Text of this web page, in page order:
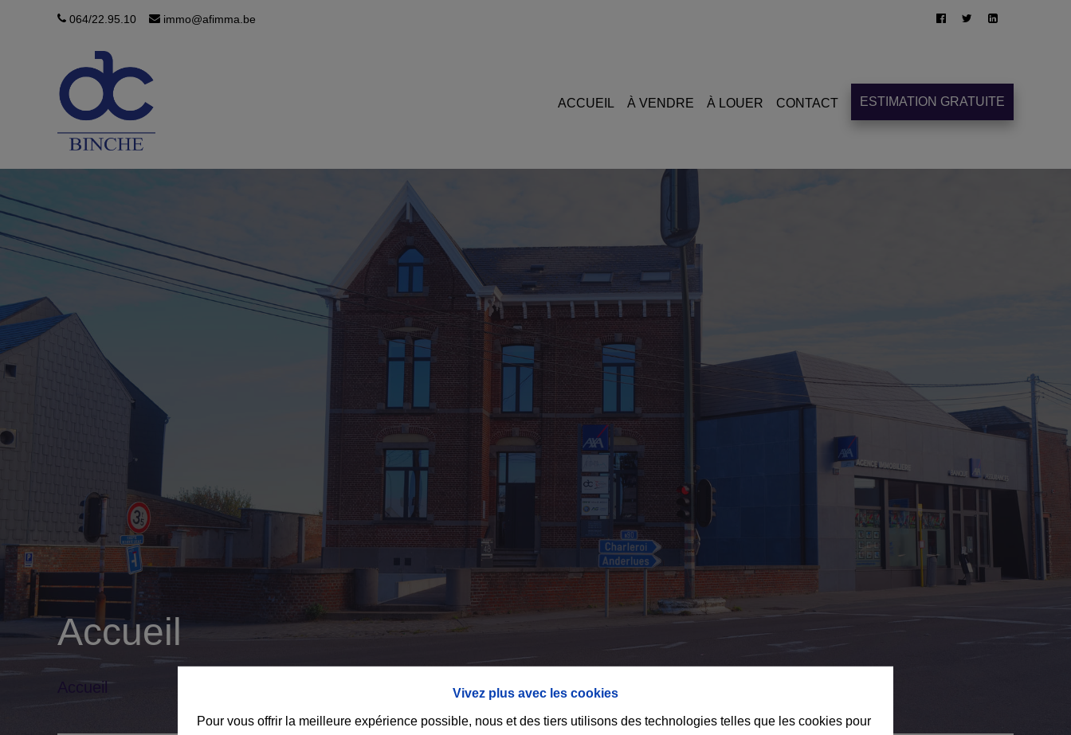
Vivez plus avec les cookies
Pour vous offrir la meilleure expérience possible, nous et des tiers utilisons des technologies telles que les cookies pour
064/22.95.10 immo@afimma.be
ACCUEIL À VENDRE À LOUER CONTACT ESTIMATION GRATUITE
Accueil
Accueil